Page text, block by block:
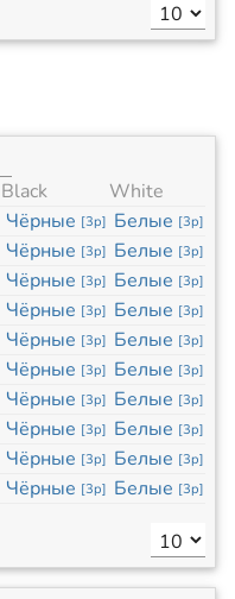
Black
White
Чёрные [3p] Белые [3p]
Чёрные [3p] Белые [3p]
Чёрные [3p] Белые [3p]
Чёрные [3p] Белые [3p]
Чёрные [3p] Белые [3p]
Чёрные [3p] Белые [3p]
Чёрные [3p] Белые [3p]
Чёрные [3p] Белые [3p]
Чёрные [3p] Белые [3p]
Чёрные [3p] Белые [3p]